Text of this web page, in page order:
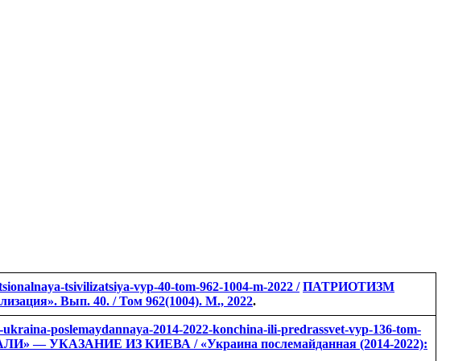
tsivilizatsiya-vyp-40-tom-962-1004-m-2022 / ПАТРИОТИЗМ
Вып. 40. / Том 962(1004). М., 2022.
poslemaydannaya-2014-2022-konchina-ili-predrassvet-vyp-136-tom-
ИЗ КИЕВА / «Украина послемайданная (2014-2022):